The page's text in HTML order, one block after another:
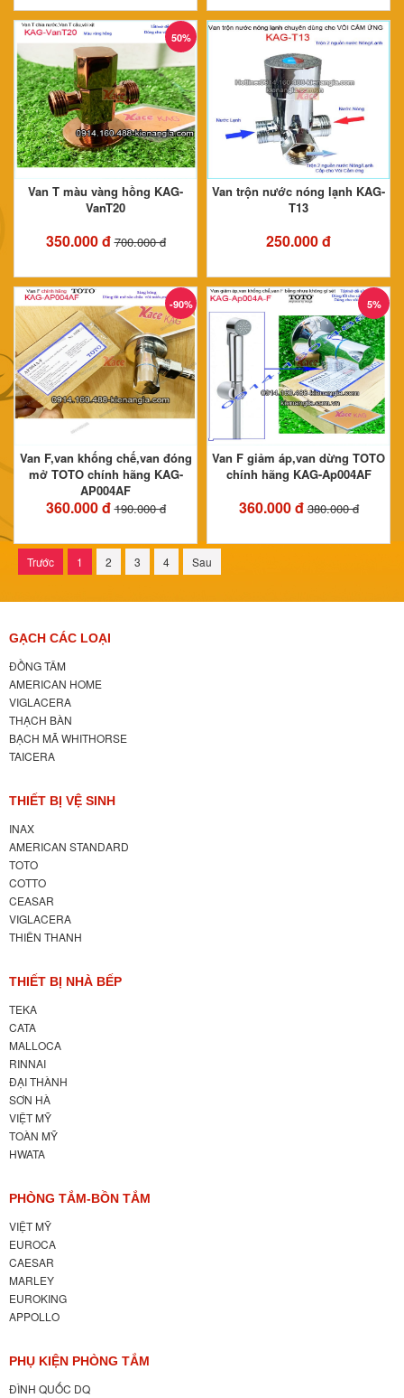
50%
Van T màu vàng hồng KAG-
VanT20
350.000 đ 700.000 đ
Van trộn nước nóng lạnh KAG-
T13
250.000 đ
-90%
Van F,van khống chế,van đóng
mở TOTO chính hãng KAG-
AP004AF
360.000 đ 190.000 đ
5%
Van F giảm áp,van dừng TOTO
chính hãng KAG-Ap004AF
360.000 đ 380.000 đ
Trước 1 2 3 4 Sau
GẠCH CÁC LOẠI
ĐỒNG TÂM
AMERICAN HOME
VIGLACERA
THẠCH BÀN
BẠCH MÃ WHITHORSE
TAICERA
THIẾT BỊ VỆ SINH
INAX
AMERICAN STANDARD
TOTO
COTTO
CEASAR
VIGLACERA
THIÊN THANH
THIẾT BỊ NHÀ BẾP
TEKA
CATA
MALLOCA
RINNAI
ĐẠI THÀNH
SƠN HÀ
VIỆT MỸ
TOÀN MỸ
HWATA
PHÒNG TẮM-BỒN TẮM
VIỆT MỸ
EUROCA
CAESAR
MARLEY
EUROKING
APPOLLO
PHỤ KIỆN PHÒNG TẮM
ĐÌNH QUỐC DQ